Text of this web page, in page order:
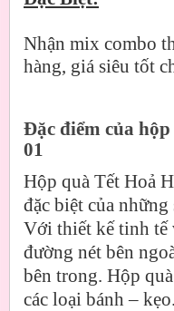
Nhận mix combo
hàng, giá siêu tốt
Đặc điểm của
01
Hộp quà Tết Hoả
đặc biệt của
Với thiết kế tinh tế
đường nét bên
bên trong. Hộp
các loại bánh – kẹo.